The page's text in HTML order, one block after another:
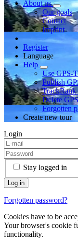
About us
Our goals
Contact
Imprint
Register
Language
Help
Use GPS-
Publish
Delete
Forgotten
Create new tour
Login
Stay logged in
Forgotten password?
Cookies have to be
Your browser's cookie
functionality.